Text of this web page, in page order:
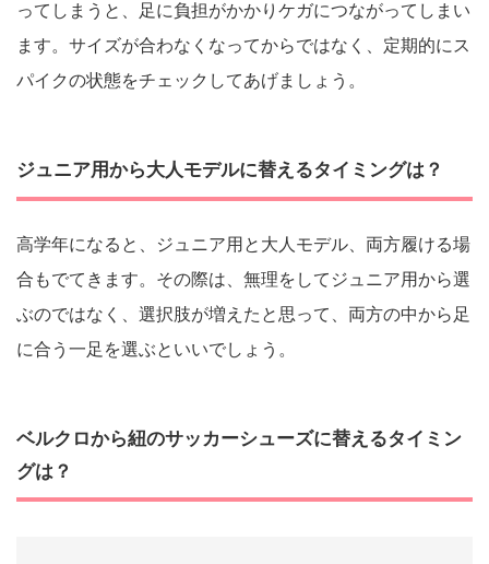
ってしまうと、足に負担がかかりケガにつながってしまい
ます。サイズが合わなくなってからではなく、定期的にス
パイクの状態をチェックしてあげましょう。
ジュニア用から大人モデルに替えるタイミングは？
高学年になると、ジュニア用と大人モデル、両方履ける場
合もでてきます。その際は、無理をしてジュニア用から選
ぶのではなく、選択肢が増えたと思って、両方の中から足
に合う一足を選ぶといいでしょう。
ベルクロから紐のサッカーシューズに替えるタイミン
グは？